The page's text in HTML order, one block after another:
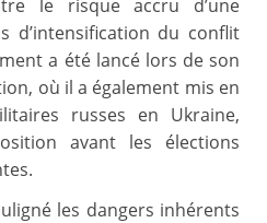
le risque accru d’une
d’intensification du conflit
a été lancé lors de son
où il a également mis en
russes en Ukraine,
avant les élections
les dangers inhérents